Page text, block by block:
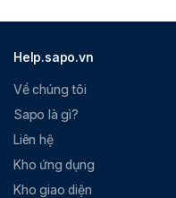
Help.sapo.vn
Về chúng tôi
Sapo là gì?
Liên hệ
Kho ứng dụng
Kho giao diện